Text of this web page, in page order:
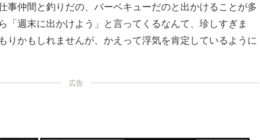
事仲間と釣りだの、バーベキューだのと出かけることが多
「週末に出かけよう」と言ってくるなんて、珍しすぎま
りかもしれませんが、かえって浮気を肯定しているように
広告